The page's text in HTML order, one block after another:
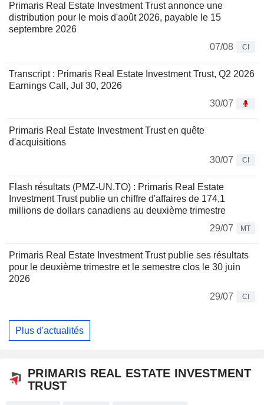
Primaris Real Estate Investment Trust annonce une
distribution pour le mois d'août 2026, payable le 15
septembre 2026
07/08
CI
Transcript : Primaris Real Estate Investment Trust, Q2 2026
Earnings Call, Jul 30, 2026
30/07
Primaris Real Estate Investment Trust en quête
d'acquisitions
30/07
CI
Flash résultats (PMZ-UN.TO) : Primaris Real Estate
Investment Trust publie un chiffre d'affaires de 174,1
millions de dollars canadiens au deuxième trimestre
29/07
MT
Primaris Real Estate Investment Trust publie ses résultats
pour le deuxième trimestre et le semestre clos le 30 juin
2026
29/07
CI
Plus d'actualités
PRIMARIS REAL ESTATE INVESTMENT
TRUST